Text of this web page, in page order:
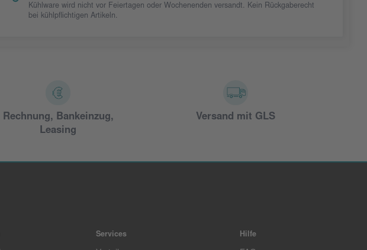
Kühlware wird nicht vor Feiertagen oder Wochenenden versandt. Kein Rückgaberecht
bei kühlpflichtigen Artikeln.
Rechnung, Bankeinzug,
Leasing
Versand mit GLS
Services Hilfe